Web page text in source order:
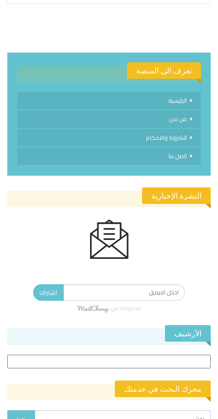
تعرف الى المنصة
الرئيسية
من نحن
الشروط والاحكام
اتصل بنا
النشرة الإخبارية
اشتراك
مدعومة من
الأرشيف
محرك البحث في خدمتك